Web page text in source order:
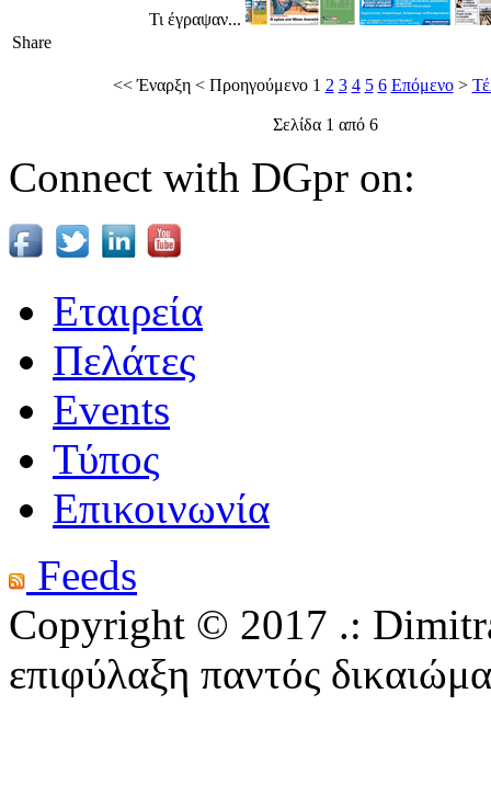
Τι έγραψαν...
Share
<<Έναρξη< Προηγούμενο 1 2 3 4 5 6 Επόμενο>
Σελίδα 1 από 6
Connect with DGpr on:
Εταιρεία
Πελάτες
Events
Τύπος
Επικοινωνία
Feeds
Copyright © 2017 .:
επιφύλαξη παντός